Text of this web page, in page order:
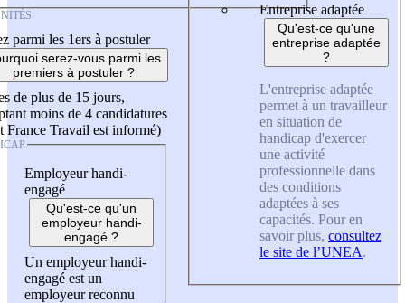
parmi les 1ers à postuler
serez-vous parmi les
premiers à postuler ?
de plus de 15 jours,
moins de 4 candidatures
France Travail est informé)
Employeur handi-
engagé
Qu'est-ce qu'un
employeur handi-
engagé ?
Un employeur handi-
engagé est un
employeur reconnu
Entreprise adaptée
Qu'est-ce qu'une
entreprise adaptée
?
L'entreprise adaptée
permet à un travailleur
en situation de
handicap d'exercer
une activité
professionnelle dans
des conditions
adaptées à ses
capacités. Pour en
savoir plus, consultez
le site de l’UNEA.